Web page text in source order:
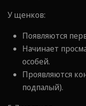
У щенков:
Появляются
Начинает
особей.
Проявляются
подпалый).